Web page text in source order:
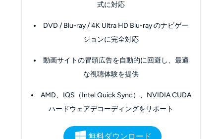
式に対応
DVD / Blu-ray / 4K Ultra HD Blu-ray のナビゲー
ションに完全対応
動画サイトの冒頭広告を自動的に回避し、最適
な視聴体験を提供
AMD、IQS（Intel Quick Sync）、NVIDIA CUDA
ハードウェアデコーディングをサポート
無料ダウンロード